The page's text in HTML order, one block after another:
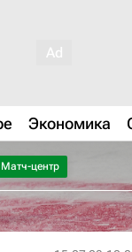
Экономика
Матч-центр